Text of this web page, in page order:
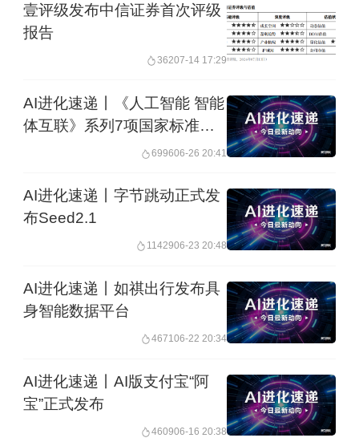
壹评级发布中信证券首次评级
报告
36207-14 17:29
AI进化速递丨《人工智能 智能
体互联》系列7项国家标准发
699606-26 20:41
AI进化速递丨字节跳动正式发
布Seed2.1
1142906-23 20:48
AI进化速递丨如祺出行发布具
身智能数据平台
467106-22 20:34
AI进化速递丨AI版支付宝“阿
宝”正式发布
460906-16 20:38